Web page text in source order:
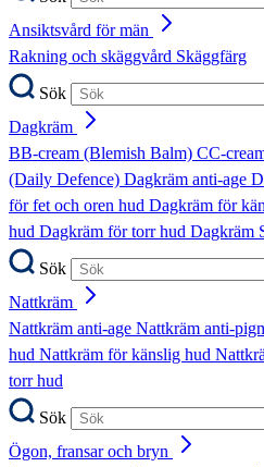
Ansiktsvård för män
Rakning och skäggvård Skäggfärg
Sök
Dagkräm
BB-cream (Blemish Balm) CC-
(Daily Defence) Dagkräm anti-age
för fet och oren hud Dagkräm för
hud Dagkräm för torr hud Dagkräm
Sök
Nattkräm
Nattkräm anti-age Nattkräm anti-
hud Nattkräm för känslig hud
torr hud
Sök
Ögon, fransar och bryn